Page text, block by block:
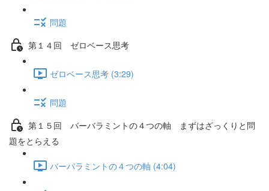
問題
第１４回 ゼロベース思考
ゼロベース思考 (3:29)
問題
第１５回 バーバラミントの４つの軸 まずはざっくりと問
題をとらえる
バーバラミントの４つの軸 (4:04)